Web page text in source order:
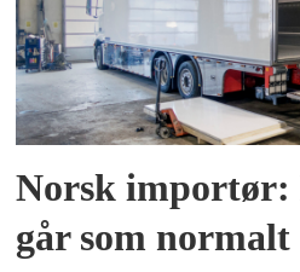
Norsk importør:
går som normalt